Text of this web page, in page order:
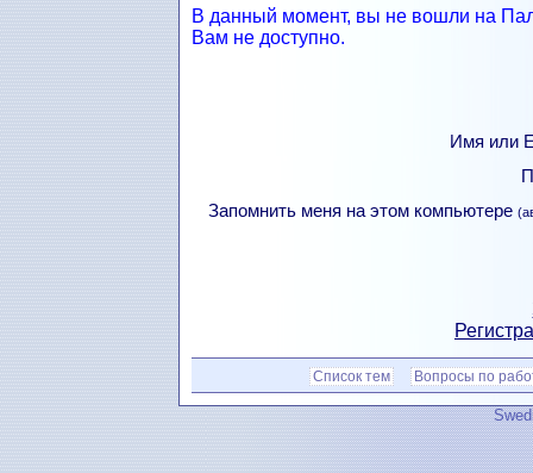
В данный момент, вы не вошли на
Вам не доступно.
Имя или
Запомнить меня на этом компьютере
Список тем Вопросы по